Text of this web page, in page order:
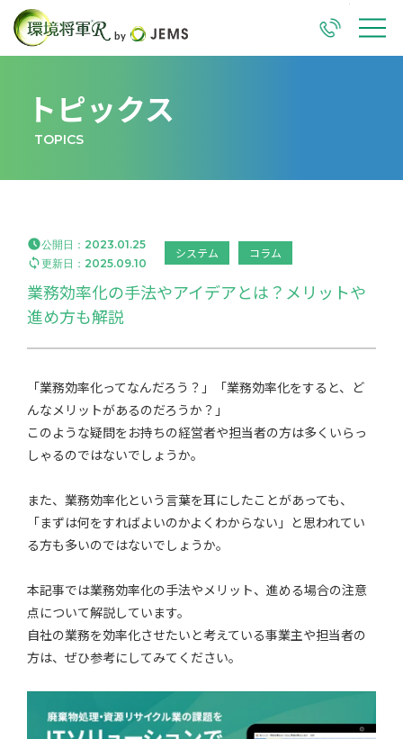
トピックス
TOPICS
公開日： 2023.01.25
更新日： 2025.09.10
システム コラム
業務効率化の手法やアイデアとは？メリットや
進め方も解説
「業務効率化ってなんだろう？」「業務効率化をすると、ど
んなメリットがあるのだろうか？」
このような疑問をお持ちの経営者や担当者の方は多くいらっ
しゃるのではないでしょうか。
また、業務効率化という言葉を耳にしたことがあっても、
「まずは何をすればよいのかよくわからない」と思われてい
る方も多いのではないでしょうか。
本記事では業務効率化の手法やメリット、進める場合の注意
点について解説しています。
自社の業務を効率化させたいと考えている事業主や担当者の
方は、ぜひ参考にしてみてください。